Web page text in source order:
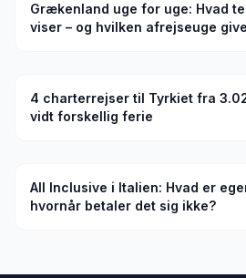
Grækenland uge for uge: Hvad
viser – og hvilken afrejseuge
4 charterrejser til Tyrkiet fra
vidt forskellig ferie
All Inclusive i Italien: Hvad er
hvornår betaler det sig ikke?